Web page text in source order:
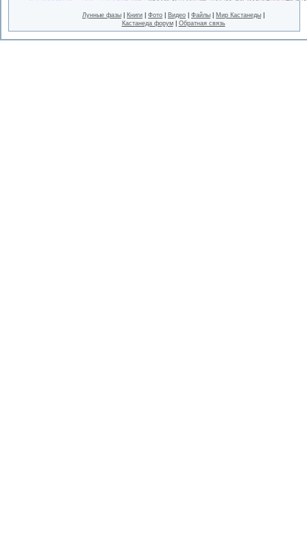
Лунные фазы Книги Фото Видео Файлы Мир Кастанеды
Кастанеда форум| Обратная связь